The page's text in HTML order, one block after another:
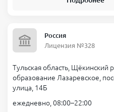
Россия
Лицензия №328
Тульская область, Щёкинский
образование Лазаревское,
улица, 14Б
ежедневно, 08:00–22:00